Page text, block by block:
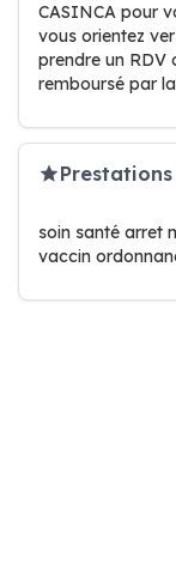
CASINCA pour
vous orientez
prendre un RDV
remboursé par
soin santé arret
vaccin